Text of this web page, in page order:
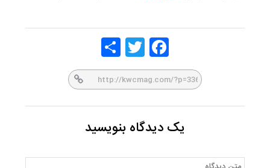
Face
book
Twitt
er
یک دیدگاه بنویسید